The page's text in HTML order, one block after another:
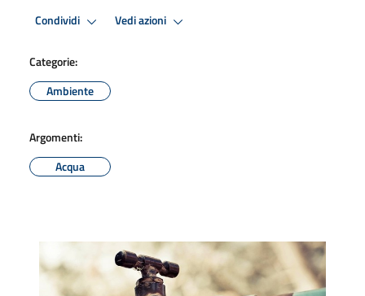
Condividi Vedi azioni
Categorie:
Ambiente
Argomenti:
Acqua